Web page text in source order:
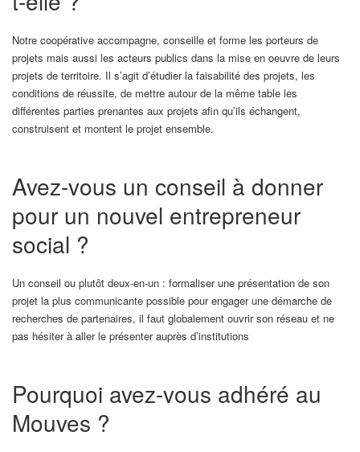
Notre coopérative accompagne, conseille et forme les porteurs de
projets mais aussi les acteurs publics dans la mise en oeuvre de leurs
projets de territoire. Il s’agit d’étudier la faisabilité des projets, les
conditions de réussite, de mettre autour de la même table les
différentes parties prenantes aux projets afin qu’ils échangent,
construisent et montent le projet ensemble.
Avez-vous un conseil à donner
pour un nouvel entrepreneur
social ?
Un conseil ou plutôt deux-en-un : formaliser une présentation de son
projet la plus communicante possible pour engager une démarche de
recherches de partenaires, il faut globalement ouvrir son réseau et ne
pas hésiter à aller le présenter auprès d’institutions
Pourquoi avez-vous adhéré au
Mouves ?